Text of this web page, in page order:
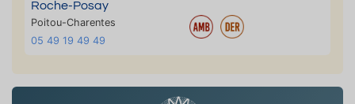
Roche-Posay
Poitou-Charentes
05 49 19 49 49